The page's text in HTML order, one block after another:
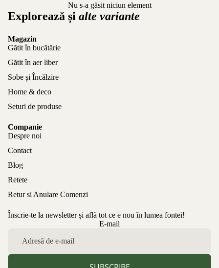
Nu s-a găsit niciun element
Explorează și alte variante
Magazin
Gătit în bucătărie
Gătit în aer liber
Sobe și Încălzire
Home & deco
Seturi de produse
Companie
Despre noi
Contact
Blog
Retete
Retur si Anulare Comenzi
Înscrie-te la newsletter și află tot ce e nou în lumea fontei!
E-mail
Politica de confidențialitate